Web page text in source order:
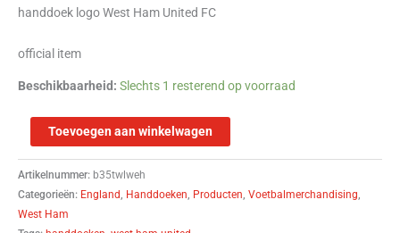
handdoek logo West Ham United FC
official item
Beschikbaarheid: Slechts 1 resterend op voorraad
Toevoegen aan winkelwagen
Artikelnummer: b35twlweh
Categorieën: England Handdoeken Producten Voetbalmerchandising
West Ham